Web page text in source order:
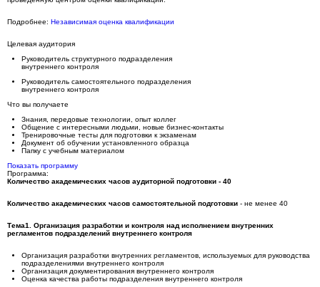
Подробнее: Независимая оценка квалификации
Целевая аудитория
Руководитель структурного подразделения
внутреннего контроля
Руководитель самостоятельного подразделения
внутреннего контроля
Что вы получаете
Знания, передовые технологии, опыт коллег
Общение с интересными людьми, новые бизнес-контакты
Тренировочные тесты для подготовки к экзаменам
Документ об обучении установленного образца
Папку с учебным материалом
Показать программу
Программа:
Количество академических часов аудиторной подготовки - 40
Количество академических часов самостоятельной подготовки - не менее 40
Тема1. Организация разработки и контроля над исполнением внутренних
регламентов подразделений внутреннего контроля
Организация разработки внутренних регламентов, используемых для руководства
подразделениями внутреннего контроля
Организация документирования внутреннего контроля
Оценка качества работы подразделения внутреннего контроля